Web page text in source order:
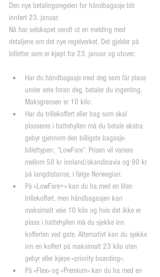
Den nye betalingsregelen for håndbagasje blir
innført 23. januar.
Nå har selskapet sendt ut en melding med
detaljene om det nye regelverket. Det gjelder på
billetter som er kjøpt fra 23. januar og utover:
Har du håndbagasje med deg som får plass
under sete foran deg, betaler du ingenting.
Maksgrensen er 10 kilo.
Har du trillekoffert eller bag som skal
plasseres i hattehyllen må du betale ekstra
gebyr gjennom den billigste bagasje-
billettypen; “LowFare”. Prisen vil variere
mellom 50 kr innland/skandinavia og 90 kr
på langdistanse, i følge Norwegian.
På «LowFare+» kan du ha med en liten
trillekoffert, men håndbagasjen kan
maksimalt veie 10 kilo og hvis det ikke er
plass i hattehyllen må du sjekke inn
kofferten ved gate. Alternativt kan du sjekke
inn en koffert på maksimalt 23 kilo uten
gebyr eller kjøpe «priority boarding».
På «Flex» og «Premium» kan du ha med en